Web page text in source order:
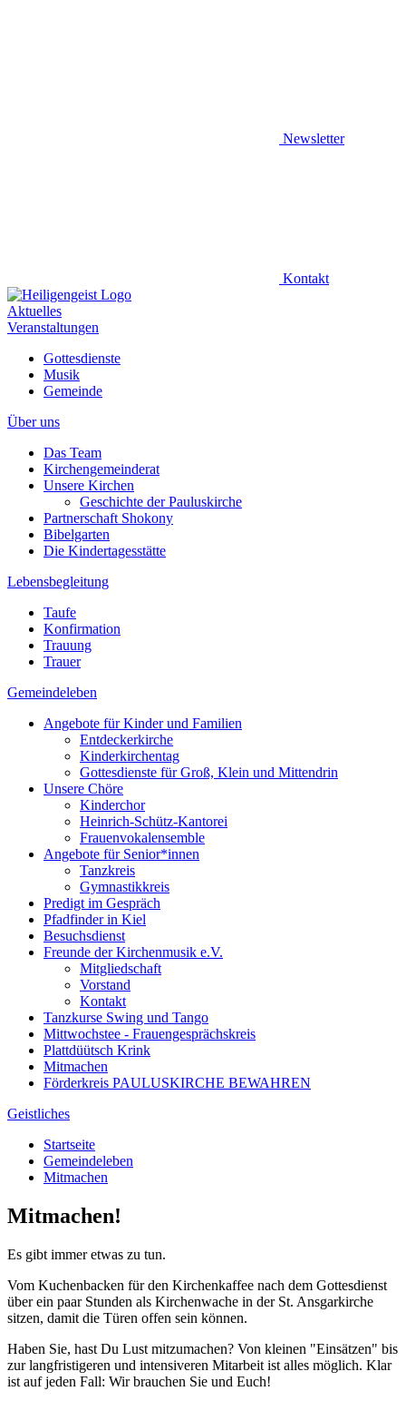
Newsletter
Kontakt
Aktuelles
Veranstaltungen
Gottesdienste
Musik
Gemeinde
Über uns
Das Team
Kirchengemeinderat
Unsere Kirchen
Geschichte der Pauluskirche
Partnerschaft Shokony
Bibelgarten
Die Kindertagesstätte
Lebensbegleitung
Taufe
Konfirmation
Trauung
Trauer
Gemeindeleben
Angebote für Kinder und Familien
Entdeckerkirche
Kinderkirchentag
Gottesdienste für Groß, Klein und Mittendrin
Unsere Chöre
Kinderchor
Heinrich-Schütz-Kantorei
Frauenvokalensemble
Angebote für Senior*innen
Tanzkreis
Gymnastikkreis
Predigt im Gespräch
Pfadfinder in Kiel
Besuchsdienst
Freunde der Kirchenmusik e.V.
Mitgliedschaft
Vorstand
Kontakt
Tanzkurse Swing und Tango
Mittwochstee - Frauengesprächskreis
Plattdüütsch Krink
Mitmachen
Förderkreis PAULUSKIRCHE BEWAHREN
Geistliches
Startseite
Gemeindeleben
Mitmachen
Mitmachen!
Es gibt immer etwas zu tun.
Vom Kuchenbacken für den Kirchenkaffee nach dem Gottesdienst
über ein paar Stunden als Kirchenwache in der St. Ansgarkirche
sitzen, damit die Türen offen sein können.
Haben Sie, hast Du Lust mitzumachen? Von kleinen "Einsätzen" bis
zur langfristigeren und intensiveren Mitarbeit ist alles möglich. Klar
ist auf jeden Fall: Wir brauchen Sie und Euch!